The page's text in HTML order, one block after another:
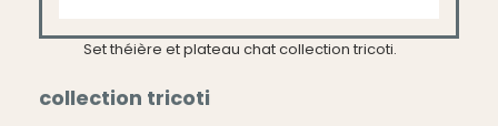
Set théière et plateau chat collection tricoti.
collection tricoti